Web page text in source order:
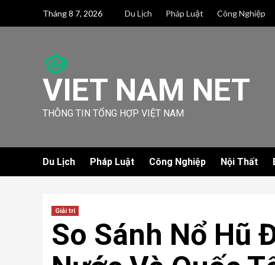
Tháng 8 7, 2026 Du Lịch Pháp Luật Công Nghiệp
VIET NAM NET
THÔNG TIN TỔNG HỢP VIỆT NAM
Du Lịch Pháp Luật Công Nghiệp Nội Thất
Giải trí
So Sánh Nổ Hũ